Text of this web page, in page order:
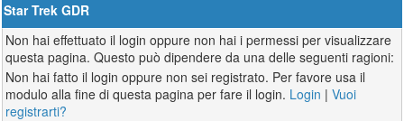
Star Trek GDR
Non hai effettuato il login oppure non hai i permessi per visualizzare
questa pagina. Questo può dipendere da una delle seguenti ragioni:
Non hai fatto il login oppure non sei registrato. Per favore usa il
modulo alla fine di questa pagina per fare il login. Login |Vuoi
registrarti?